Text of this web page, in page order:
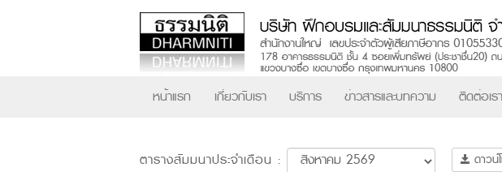
หน้าแรก เกี่ยวกับเรา บริการ ข่าวสารและบทความ ติดต่อเรา
ตารางสัมมนาประจำเดือน : ดาวน์